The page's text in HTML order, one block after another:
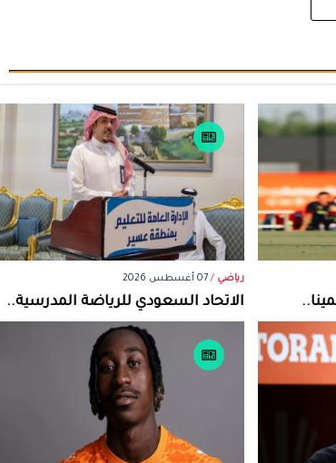
رياضي / 07 أغسطس 2026
الاتحاد السعودي للرياضة المدرسية..